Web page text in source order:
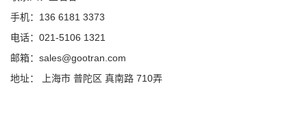
手机：136 6181 3373
电话：021-5106 1321
邮箱：sales@gootran.com
地址： 上海市 普陀区 真南路 710弄